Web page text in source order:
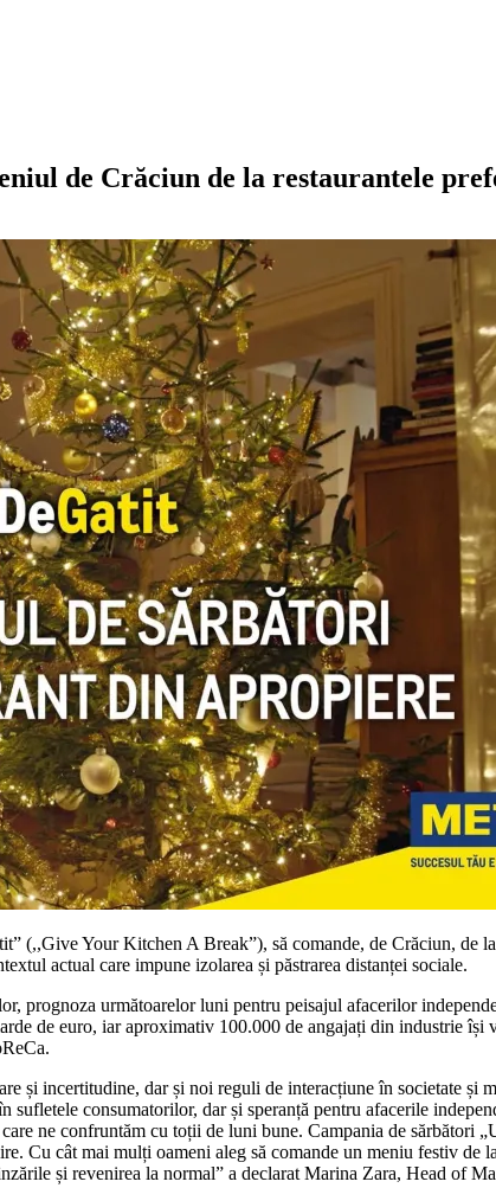
de Crăciun de la restaurantele
(,,Give Your Kitchen A Break”), să comande, de Crăciun, de
actual care impune izolarea și păstrarea distanței sociale.
prognoza următoarelor luni pentru peisajul afacerilor
de euro, iar aproximativ 100.000 de angajați din industrie
și incertitudine, dar și noi reguli de interacțiune în societate
sufletele consumatorilor, dar și speranță pentru afacerile
ne confruntăm cu toții de luni bune. Campania de sărbători
Cu cât mai mulți oameni aleg să comande un meniu festiv de
și revenirea la normal” a declarat Marina Zara, Head of